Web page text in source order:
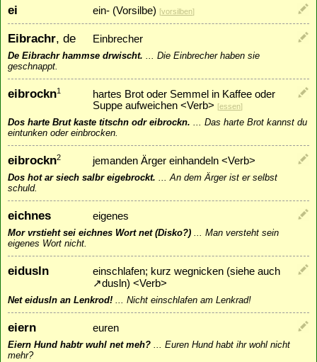
ei ein- (Vorsilbe) [vorsilben]
Eibrachr, de Einbrecher
De Eibrachr hammse drwischt. ... Die Einbrecher haben sie
geschnappt.
eibrockn1
hartes Brot oder Semmel in Kaffee oder
Suppe aufweichen <Verb> [essen]
Dos harte Brut kaste titschn odr eibrockn. ... Das harte Brot kannst du
eintunken oder einbrocken.
eibrockn2 jemanden Ärger einhandeln <Verb>
Dos hot ar siech salbr eigebrockt. ...An dem Ärger ist er selbst
schuld.
eichnes eigenes
Mor vrstieht sei eichnes Wort net (Disko?) ... Man versteht sein
eigenes Wort nicht.
eidusln
einschlafen; kurz wegnicken (siehe auch
↗dusln) <Verb>
Net eidusln an Lenkrod! ... Nicht einschlafen am Lenkrad!
eiern euren
Eiern Hund habtr wuhl net meh? ... Euren Hund habt ihr wohl nicht
mehr?